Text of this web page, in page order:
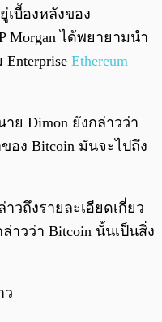
บื้องหลังของ
Morgan ได้พยายามนำ
Ethereum
ย Dimon ยังกล่าวว่า
อง Bitcoin มันจะไปถึง
าวถึงรายละเอียดเกี่ยว
าวว่า Bitcoin นั้นเป็นสิ่ง
ว